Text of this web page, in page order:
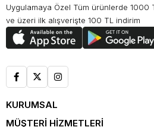
Uygulamaya Özel Tüm ürünlerde 1000
ve üzeri ilk alışverişte 100 TL indirim
KURUMSAL
MÜŞTERİ HİZMETLERİ